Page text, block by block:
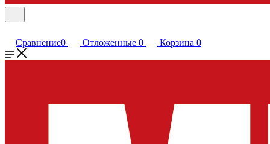
Сравнение0 Отложенные 0 Корзина 0